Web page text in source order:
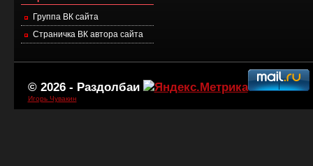
Группа ВК сайта
Страничка ВК автора сайта
© 2026 - Раздолбаи
Игорь Чувакин